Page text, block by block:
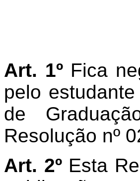
Art. 1ºFica
pelo estudante
de
Resolução nº
Art. 2º Esta